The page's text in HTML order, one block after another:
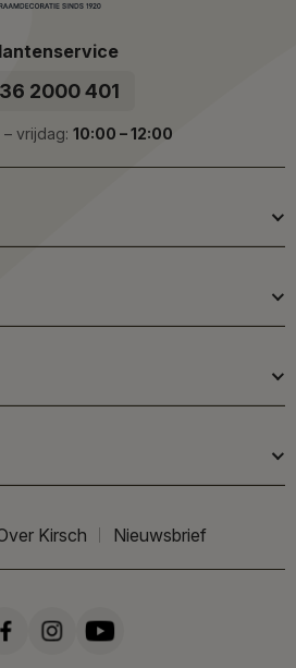
2000 401
vrijdag: 10:00 – 12:00
Kirsch Nieuwsbrief